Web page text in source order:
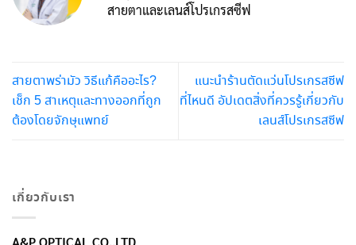
สายตาและเลนส์โปรเกรสซีฟ
สายตาพร่ามัว วิธีแก้คืออะไร?
เช็ก 5 สาเหตุและทางออกที่ถูก
ต้องโดยจักษุแพทย์
แนะนำร้านตัดแว่นโปรเกรสซีฟ
ที่ไหนดี อัปเดตสิ่งที่ควรรู้เกี่ยวกับ
เลนส์โปรเกรสซีฟ
เกี่ยวกับเรา
A&P OPTICAL CO.,LTD